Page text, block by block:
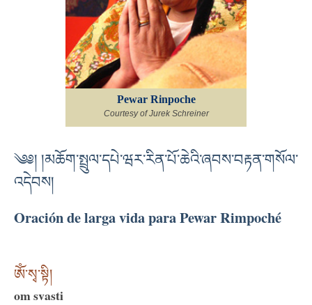
Pewar Rinpoche
Courtesy of Jurek Schreiner
༄༅། །མཆོག་སྤྲུལ་དཔེ་ཝར་རིན་པོ་ཆེའི་ཞབས་བརྟན་གསོལ་
འདེབས།
Oración de larga vida para Pewar Rimpoché
ཨོཾ་སྭ་སྟི།
om svasti